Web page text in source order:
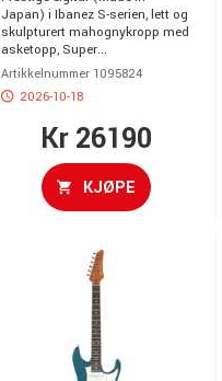
Japan) i Ibanez S-serien, lett og
skulpturert mahognykropp med
asketopp, Super...
Artikkelnummer 1095824
2026-10-18
Kr 26190
KJØPE